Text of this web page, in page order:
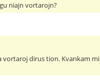
niajn vortarojn?
vortaroj dirus tion. Kvankam mi